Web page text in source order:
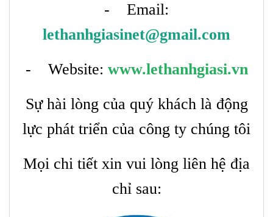
- Email:
lethanhgiasinet@gmail.com
- Website: www.lethanhgiasi.vn
Sự hài lòng của quý khách là động
lực phát triển của công ty chúng tôi
Mọi chi tiết xin vui lòng liên hệ địa
chỉ sau: